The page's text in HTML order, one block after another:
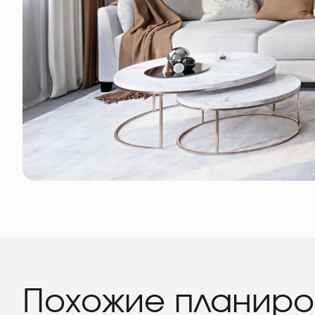
Похожие